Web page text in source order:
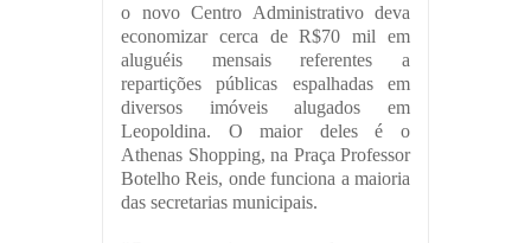
o novo Centro Administrativo deva
economizar cerca de R$70 mil em
aluguéis mensais referentes a
repartições públicas espalhadas em
diversos imóveis alugados em
Leopoldina. O maior deles é o
Athenas Shopping, na Praça Professor
Botelho Reis, onde funciona a maioria
das secretarias municipais.